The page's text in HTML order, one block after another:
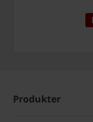
Produkter